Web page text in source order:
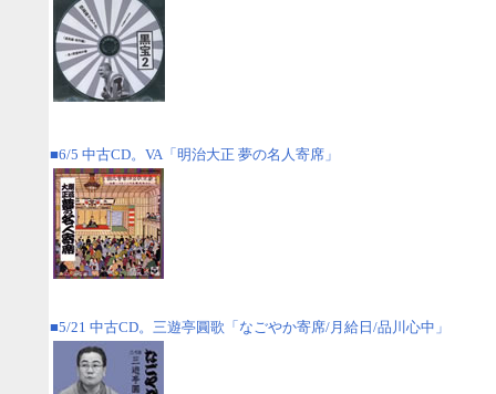
■6/5 中古CD。VA「明治大正 夢の名人寄席」
■5/21 中古CD。三遊亭圓歌「なごやか寄席/月給日/品川心中」